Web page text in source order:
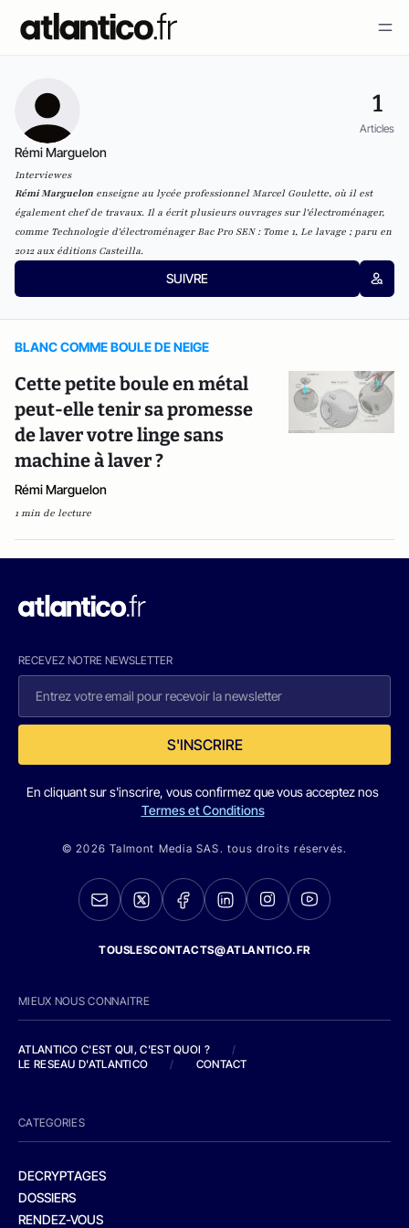
1
Articles
Rémi Marguelon
Interviewes
Rémi Marguelon enseigne au lycée professionnel Marcel Goulette, où il est
également chef de travaux. Il a écrit plusieurs ouvrages sur l'électroménager,
comme Technologie d'électroménager Bac Pro SEN : Tome 1, Le lavage ; paru en
2012 aux éditions Casteilla.
SUIVRE
BLANC COMME BOULE DE NEIGE
Cette petite boule en métal
peut-elle tenir sa promesse
de laver votre linge sans
machine à laver ?
Rémi Marguelon
1 min de lecture
RECEVEZ NOTRE NEWSLETTER
S'INSCRIRE
En cliquant sur s'inscrire, vous confirmez que vous acceptez nos
Termes et Conditions
© 2026 Talmont Media SAS. tous droits réservés.
TOUSLESCONTACTS@ATLANTICO.FR
MIEUX NOUS CONNAITRE
ATLANTICO C'EST QUI, C'EST QUOI ?
/
LE RESEAU D'ATLANTICO
/ CONTACT
CATEGORIES
DECRYPTAGES
DOSSIERS
RENDEZ-VOUS